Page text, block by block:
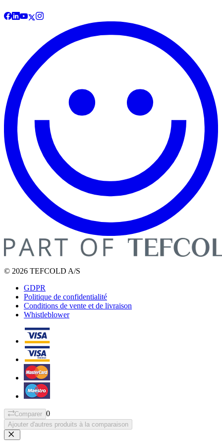
© 2026 TEFCOLD A/S
GDPR
Politique de confidentialité
Conditions de vente et de livraison
Whistleblower
Comparer 0
Ajouter d'autres produits à la comparaison